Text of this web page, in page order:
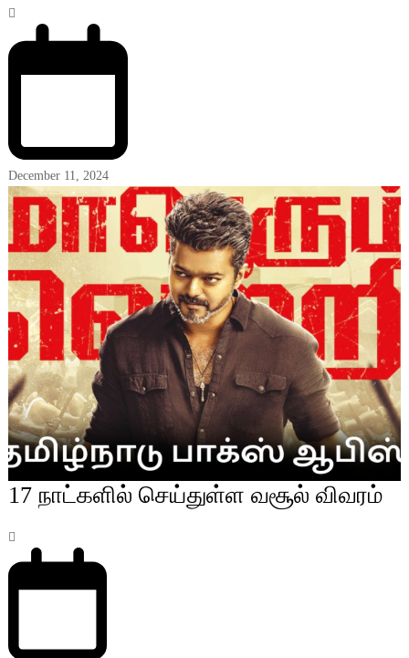
December 11, 2024
17 நாட்களில் செய்துள்ள வசூல் விவரம்